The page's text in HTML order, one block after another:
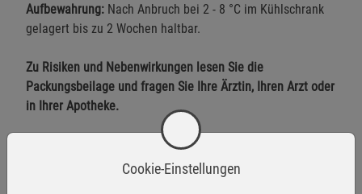
Aufbewahrung: Nach Anbruch bei 2 - 8 °C im Kühlschrank
gelagert bis zu 2 Wochen haltbar.
Zu Risiken und Nebenwirkungen lesen Sie die
Packungsbeilage und fragen Sie Ihre Ärztin, Ihren Arzt oder
in Ihrer Apotheke.
HerstellerinformationenCookie-Einstellungen